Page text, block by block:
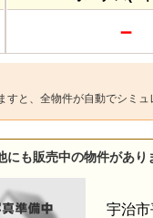
－
すと、全物件が自動でシミュ
も販売中の物件があり
宇治市